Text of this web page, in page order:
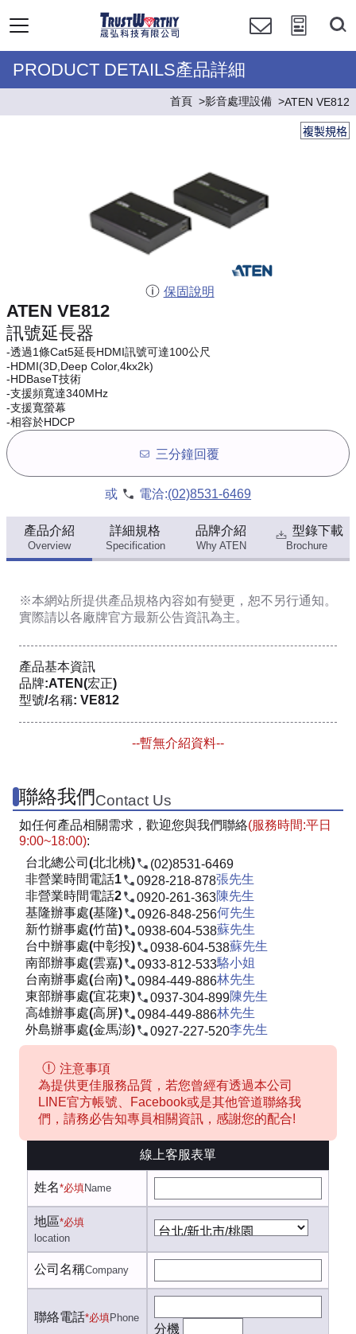
PRODUCT DETAILS產品詳細
首頁 影音處理設備 ATEN VE812
複製規格
保固說明
ATEN VE812
訊號延長器
-透過1條Cat5延長HDMI訊號可達100公尺
-HDMI(3D,Deep Color,4kx2k)
-HDBaseT技術
-支援頻寬達340MHz
-支援寬螢幕
-相容於HDCP
三分鐘回覆
或 電洽:(02)8531-6469
產品介紹
Overview
詳細規格
Specification
品牌介紹
Why ATEN
型錄下載
Brochure
※本網站所提供產品規格內容如有變更，恕不另行通知。
實際請以各廠牌官方最新公告資訊為主。
產品基本資訊
品牌:ATEN(宏正)
型號/名稱: VE812
--暫無介紹資料--
聯絡我們Contact Us
如任何產品相關需求，歡迎您與我們聯絡(服務時間:平日
9:00~18:00):
台北總公司(北北桃)
(02)8531-6469
非營業時間電話1
0928-218-878張先生
非營業時間電話2
0920-261-363陳先生
基隆辦事處(基隆)
0926-848-256何先生
新竹辦事處(竹苗)
0938-604-538蘇先生
台中辦事處(中彰投)
0938-604-538蘇先生
南部辦事處(雲嘉)
0933-812-533駱小姐
台南辦事處(台南)
0984-449-886林先生
東部辦事處(宜花東)
0937-304-899陳先生
高雄辦事處(高屏)
0984-449-886林先生
外島辦事處(金馬澎)
0927-227-520李先生
注意事項
為提供更佳服務品質，若您曾經有透過本公司
LINE官方帳號、Facebook或是其他管道聯絡我
們，請務必告知專員相關資訊，感謝您的配合!
線上客服表單
姓名*必填Name
地區*必填
location
公司名稱Company
聯絡電話*必填Phone
分機